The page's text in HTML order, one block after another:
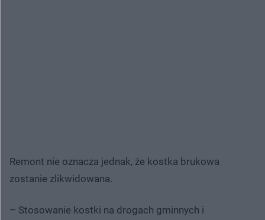
Remont nie oznacza jednak, że kostka brukowa
zostanie zlikwidowana.
– Stosowanie kostki na drogach gminnych i